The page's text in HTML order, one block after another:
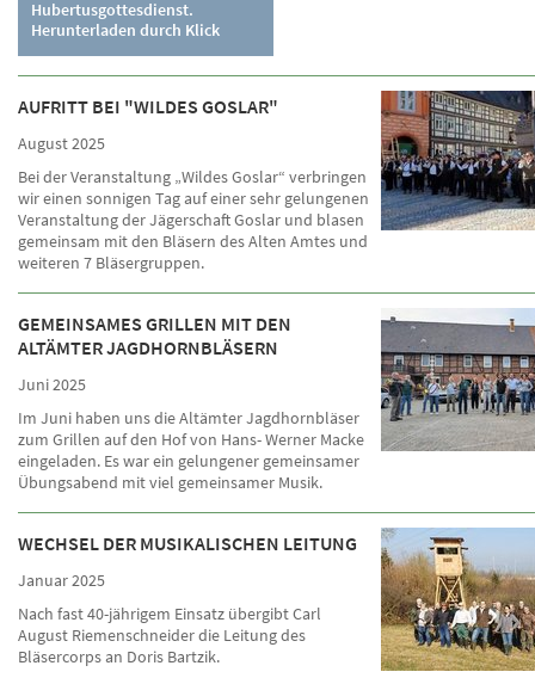
Hubertusgottesdienst.
Herunterladen durch Klick
AUFRITT BEI "WILDES GOSLAR"
August 2025
Bei der Veranstaltung „Wildes Goslar“ verbringen
wir einen sonnigen Tag auf einer sehr gelungenen
Veranstaltung der Jägerschaft Goslar und blasen
gemeinsam mit den Bläsern des Alten Amtes und
weiteren 7 Bläsergruppen.
GEMEINSAMES GRILLEN MIT DEN
ALTÄMTER JAGDHORNBLÄSERN
Juni 2025
Im Juni haben uns die Altämter Jagdhornbläser
zum Grillen auf den Hof von Hans- Werner Macke
eingeladen. Es war ein gelungener gemeinsamer
Übungsabend mit viel gemeinsamer Musik.
WECHSEL DER MUSIKALISCHEN LEITUNG
Januar 2025
Nach fast 40-jährigem Einsatz übergibt Carl
August Riemenschneider die Leitung des
Bläsercorps an Doris Bartzik.